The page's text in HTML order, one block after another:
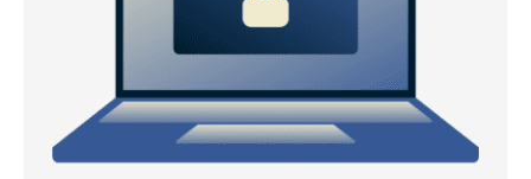
Hvorfor har man brug for en VPN på en Windows-
Avancerede ExpressVPN-funktioner til Windows